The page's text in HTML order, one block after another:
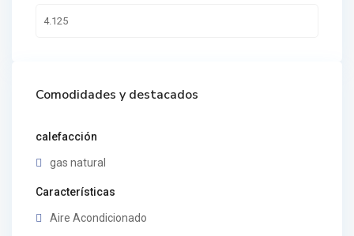
Comodidades y destacados
calefacción
gas natural
Características
Aire Acondicionado